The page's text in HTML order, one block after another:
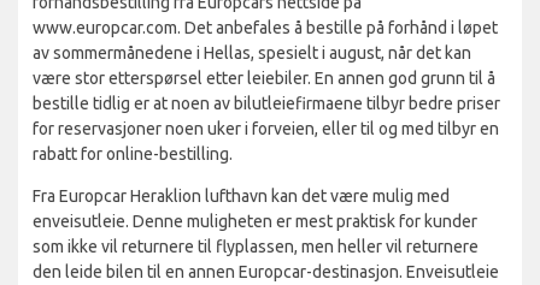
www.europcar.com. Det anbefales å bestille på forhånd i løpet
av sommermånedene i Hellas, spesielt i august, når det kan
være stor etterspørsel etter leiebiler. En annen god grunn til å
bestille tidlig er at noen av bilutleiefirmaene tilbyr bedre priser
for reservasjoner noen uker i forveien, eller til og med tilbyr en
rabatt for online-bestilling.
Fra Europcar Heraklion lufthavn kan det være mulig med
enveisutleie. Denne muligheten er mest praktisk for kunder
som ikke vil returnere til flyplassen, men heller vil returnere
den leide bilen til en annen Europcar-destinasjon. Enveisutleie